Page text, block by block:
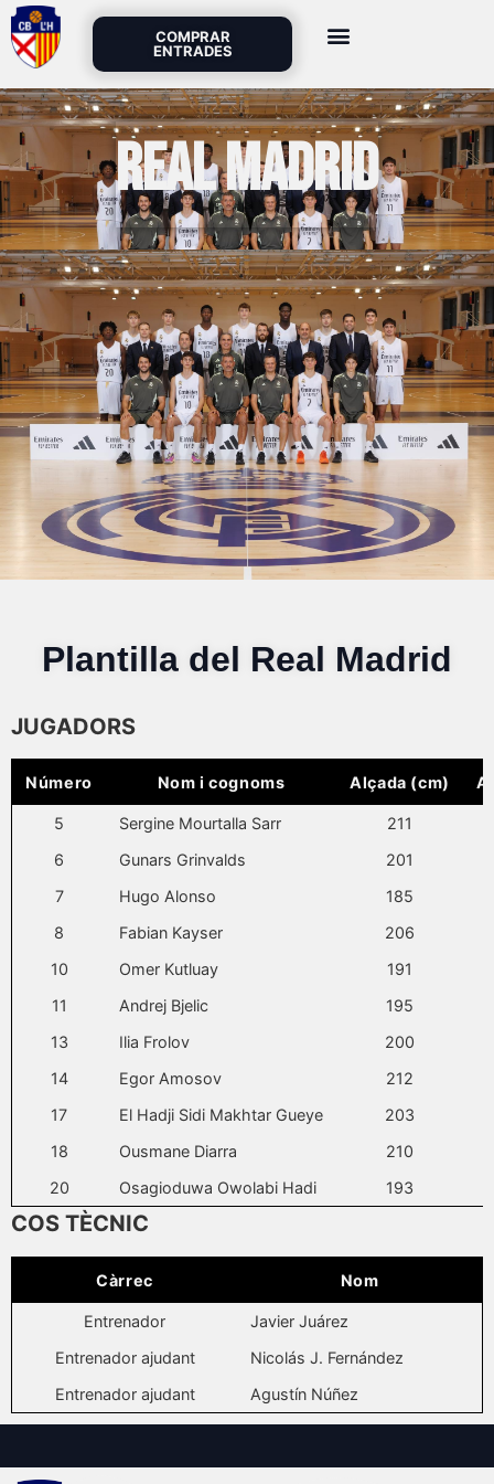
COMPRAR
ENTRADES
Real Madrid
Plantilla del Real Madrid
JUGADORS
Número Nom i cognoms Alçada (cm)
5 Sergine Mourtalla Sarr
211
6
Gunars Grinvalds
201
7
Hugo Alonso
185
8
Fabian Kayser
206
10
Omer Kutluay
191
11
Andrej Bjelic
195
13
Ilia Frolov
200
14
Egor Amosov
212
17
El Hadji Sidi Makhtar Gueye
203
18
Ousmane Diarra
210
20
Osagioduwa Owolabi Hadi 193
COS TÈCNIC
Càrrec Nom
Entrenador
Javier Juárez
Entrenador ajudant
Nicolás J. Fernández
Entrenador ajudant
Agustín Núñez